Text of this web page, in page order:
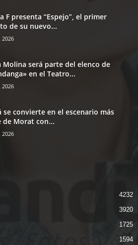
F presenta “Espejo”, el primer
de su nuevo...
2026
Molina será parte del elenco de
en el Teatro...
2026
se convierte en el escenario más
de Morat con...
2026
4232
3920
1725
1594